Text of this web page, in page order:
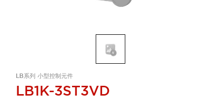
LB系列 小型控制元件
LB1K-3ST3VD